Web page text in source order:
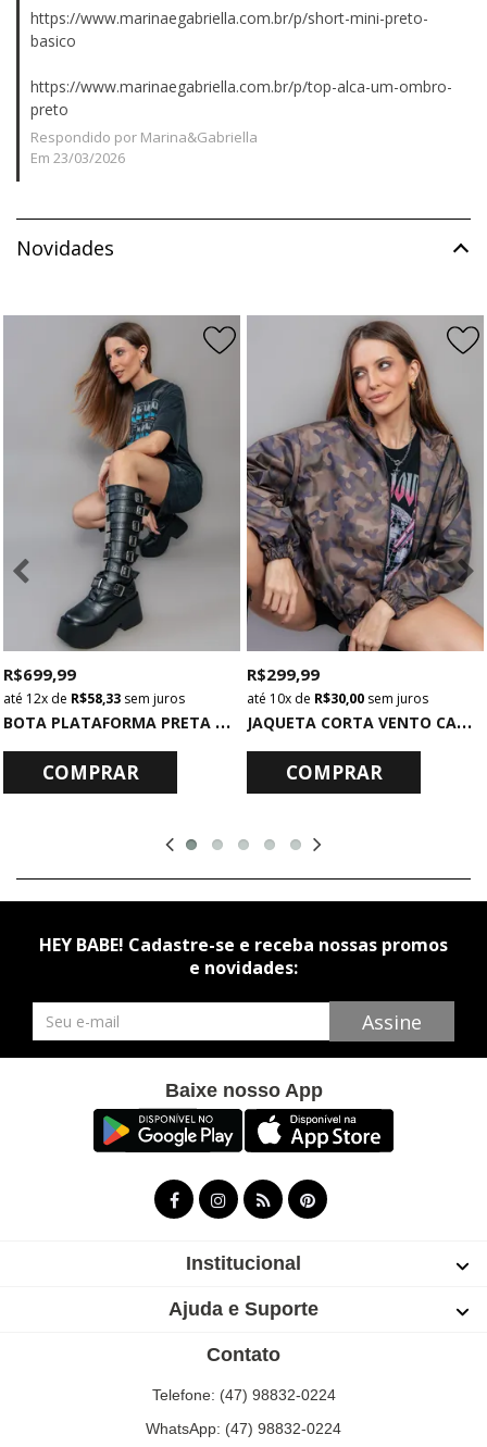
https://www.marinaegabriella.com.br/p/short-mini-preto-
basico
https://www.marinaegabriella.com.br/p/top-alca-um-ombro-
preto
Respondido por Marina&Gabriella
Em 23/03/2026
Novidades
B
OTA PLATAFORMA PRETA COM METAIS
R$ 699,99
12x de R$ 58,33 sem juros
COMPRAR
J
AQUETA CORTA VENTO CAMUFLADA
R$ 299,99
10x de R$ 30,00 sem juros
COMPRAR
HEY BABE! Cadastre-se e receba nossas promos
e novidades:
Newsletter Assine
Baixe nosso App
Institucional
Ajuda e Suporte
Contato
Telefone: (47) 98832-0224
WhatsApp: (47) 98832-0224